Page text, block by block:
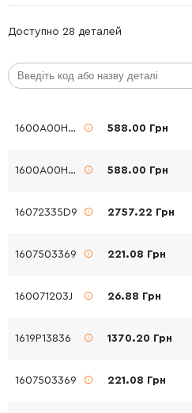
Доступно 28 деталей
1600A00H64 588.00 Грн
1600A00H64 588.00 Грн
16072335D9 2757.22 Грн
1607503369 221.08 Грн
160071203J 26.88 Грн
1619P13836 1370.20 Грн
1607503369 221.08 Грн